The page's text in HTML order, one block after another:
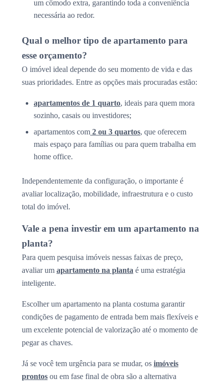
um cômodo extra, garantindo toda a conveniência
necessária ao redor.
Qual o melhor tipo de apartamento para
esse orçamento?
O imóvel ideal depende do seu momento de vida e das
suas prioridades. Entre as opções mais procuradas estão:
apartamentos de 1 quarto, ideais para quem mora
sozinho, casais ou investidores;
apartamentos com 2 ou 3 quartos, que oferecem
mais espaço para famílias ou para quem trabalha em
home office.
Independentemente da configuração, o importante é
avaliar localização, mobilidade, infraestrutura e o custo
total do imóvel.
Vale a pena investir em um apartamento na
planta?
Para quem pesquisa imóveis nessas faixas de preço,
avaliar um apartamento na planta é uma estratégia
inteligente.
Escolher um apartamento na planta costuma garantir
condições de pagamento de entrada bem mais flexíveis e
um excelente potencial de valorização até o momento de
pegar as chaves.
Já se você tem urgência para se mudar, os imóveis
prontos ou em fase final de obra são a alternativa